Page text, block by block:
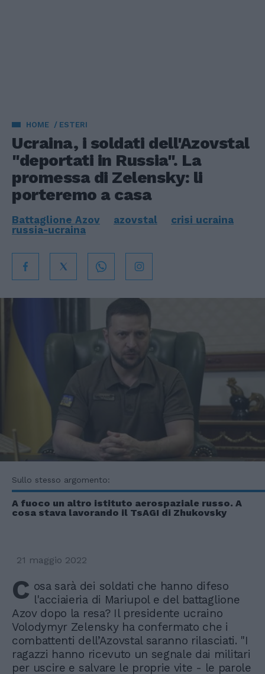
HOME ESTERI
Ucraina, i soldati dell'Azovstal
"deportati in Russia". La
promessa di Zelensky: li
porteremo a casa
Battaglione Azov azovstal
crisi ucraina
russia-ucraina
Sullo stesso argomento:
A fuoco un altro istituto aerospaziale russo. A
cosa stava lavorando il TsAGI di Zhukovsky
21 maggio 2022
C osa sarà dei soldati che hanno difeso
l'acciaieria di Mariupol e del battaglione
Azov dopo la resa? Il presidente ucraino
Volodymyr Zelensky ha confermato che i
combattenti dell’Azovstal saranno rilasciati. "I
ragazzi hanno ricevuto un segnale dai militari
per uscire e salvare le proprie vite - le parole